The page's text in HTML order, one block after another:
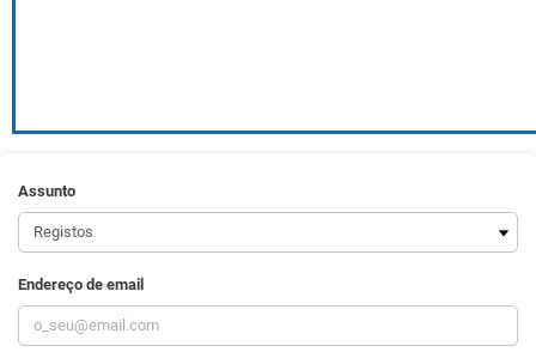
Assunto
Endereço de email